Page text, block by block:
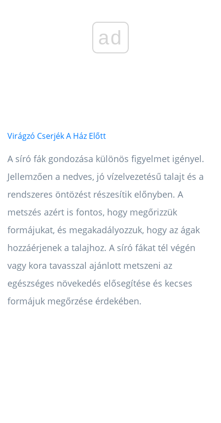
ad
Virágzó Cserjék A Ház Előtt
A síró fák gondozása különös figyelmet igényel.
Jellemzően a nedves, jó vízelvezetésű talajt és a
rendszeres öntözést részesítik előnyben. A
metszés azért is fontos, hogy megőrizzük
formájukat, és megakadályozzuk, hogy az ágak
hozzáérjenek a talajhoz. A síró fákat tél végén
vagy kora tavasszal ajánlott metszeni az
egészséges növekedés elősegítése és kecses
formájuk megőrzése érdekében.